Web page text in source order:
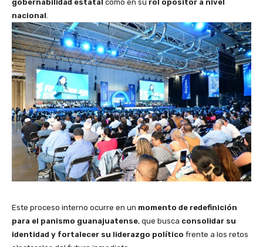
gobernabilidad estatal como en su rol opositor a nivel
nacional
Este proceso interno ocurre en un momento de redefinición
para el panismo guanajuatense, que busca consolidar su
identidad y fortalecer su liderazgo político frente a los retos